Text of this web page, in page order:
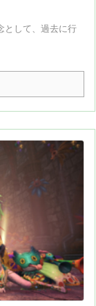
として、過去に行